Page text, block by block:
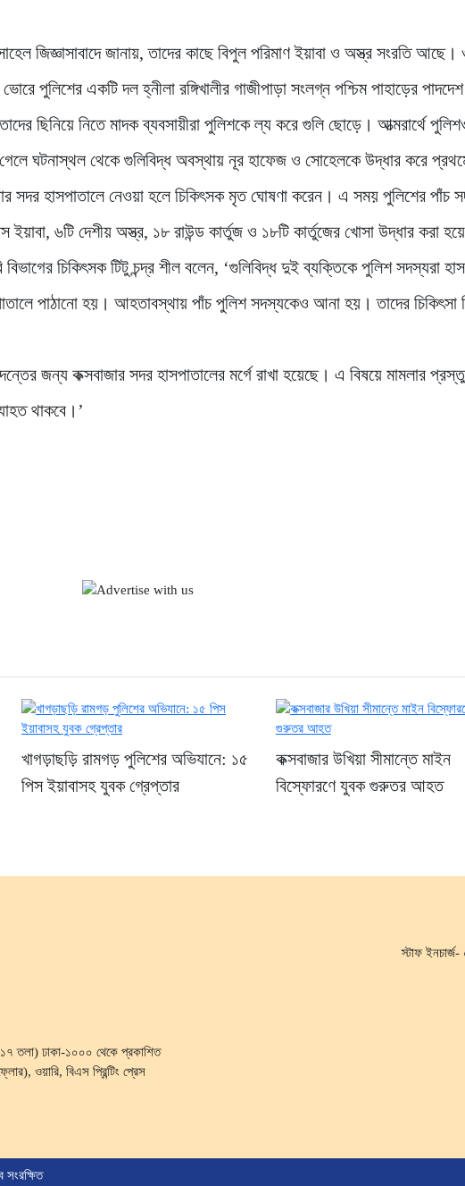
জিজ্ঞাসাবাদে জানায়, তাদের কাছে বিপুল পরিমাণ ইয়াবা ও অস্ত্র সংরতি
পুলিশের একটি দল হ্নীলা রঙ্গিখালীর গাজীপাড়া সংলগ্ন পশ্চিম পাহাড়ের পাদদেশ
ছিনিয়ে নিতে মাদক ব্যবসায়ীরা পুলিশকে ল্য করে গুলি ছোড়ে। আত্মরার্থে পুলিশও
গেলে ঘটনাস্থল থেকে গুলিবিদ্ধ অবস্থায় নূর হাফেজ ও সোহেলকে উদ্ধার করে
সদর হাসপাতালে নেওয়া হলে চিকিৎসক মৃত ঘোষণা করেন। এ সময় পুলিশের পাঁচ
৬টি দেশীয় অস্ত্র, ১৮ রাউন্ড কার্তুজ ও ১৮টি কার্তুজের খোসা উদ্ধার করা
চিকিৎসক টিটু চন্দ্র শীল বলেন, ‘গুলিবিদ্ধ দুই ব্যক্তিকে পুলিশ সদস্যরা
পাঠানো হয়। আহতাবস্থায় পাঁচ পুলিশ সদস্যকেও আনা হয়। তাদের চিকিৎসা
জন্য কক্সবাজার সদর হাসপাতালের মর্গে রাখা হয়েছে। এ বিষয়ে মামলার
থাকবে।’
খাগড়াছড়ি রামগড় পুলিশের অভিযানে: ১৫
পিস ইয়াবাসহ যুবক গ্রেপ্তার
কক্সবাজার উখিয়া সীমান্তে মাইন
বিস্ফোরণে যুবক গুরুতর আহত
(১৭ তলা) ঢাকা-১০০০ থেকে প্রকাশিত
ওয়ারি, বিএস প্রিন্টিং প্রেস
স্টাফ